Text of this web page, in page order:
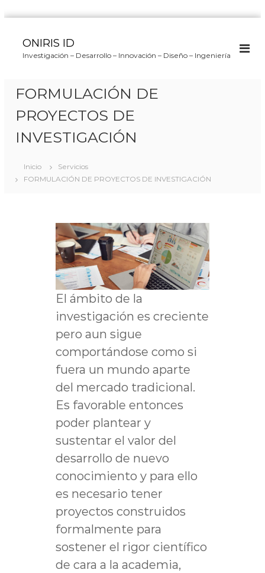
ONIRIS ID
Investigación – Desarrollo – Innovación – Diseño – Ingeniería
FORMULACIÓN DE
PROYECTOS DE
INVESTIGACIÓN
Inicio
Servicios
FORMULACIÓN DE PROYECTOS DE INVESTIGACIÓN
El ámbito de la
investigación es creciente
pero aun sigue
comportándose como si
fuera un mundo aparte
del mercado tradicional.
Es favorable entonces
poder plantear y
sustentar el valor del
desarrollo de nuevo
conocimiento y para ello
es necesario tener
proyectos construidos
formalmente para
sostener el rigor científico
de cara a la academia,